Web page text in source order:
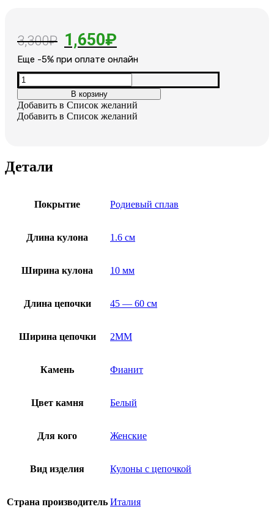
3,300₽ Первоначальная
цена
составляла
3,300₽.
1,650₽
цена:
1,650₽.
Еще -5% при оплате онлайн
Количество
товара
Кулон
с
цепочкой
родия
В корзину
Добавить в Список желаний
Добавить в Список желаний
Детали
Покрытие Родиевый сплав
Длина кулона 1.6 см
Ширина кулона 10 мм
Длина цепочки 45 — 60 см
Ширина цепочки 2MM
Камень Фианит
Цвет камня Белый
Для кого Женские
Вид изделия Кулоны с цепочкой
Страна производитель Италия